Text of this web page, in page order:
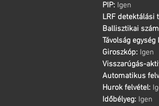
PIP: Igen
LRF detektálási
Ballisztikai
Távolság
Giroszkóp: Igen
Visszarúgás-
Automatikus
Hurok felvétel:
Időbélyeg: Igen